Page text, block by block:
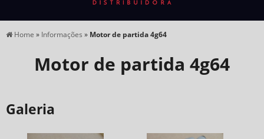
Home » Informações » Motor de partida 4g64
Motor de partida 4g64
Galeria